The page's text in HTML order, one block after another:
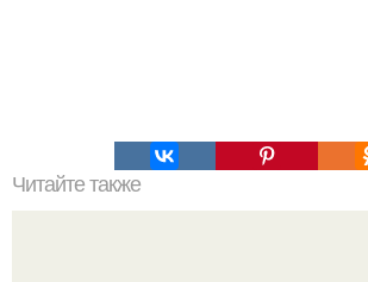
Читайте также